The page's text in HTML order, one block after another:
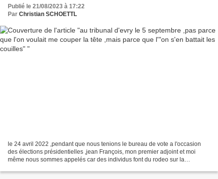
Publié le 21/08/2023 à 17:22
Par Christian SCHOETTL
le 24 avril 2022 ,pendant que nous tenions le bureau de vote a l'occasion
des élections présidentielles ,jean François, mon premier adjoint et moi
même nous sommes appelés car des individus font du rodeo sur la